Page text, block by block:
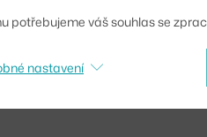
potřebujeme váš souhlas se
nastavení